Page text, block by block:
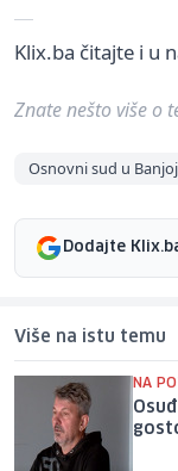
Klix.ba čitajte i u
Znate nešto više o
Osnovni sud u
Dodajte
Više na istu temu
NA